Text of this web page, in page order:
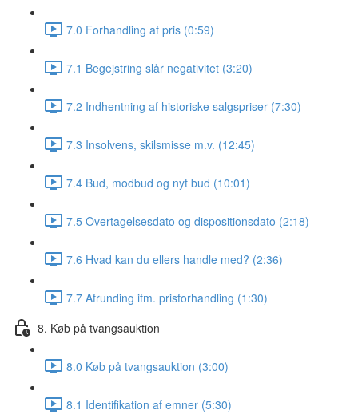
7.0 Forhandling af pris (0:59)
7.1 Begejstring slår negativitet (3:20)
7.2 Indhentning af historiske salgspriser (7:30)
7.3 Insolvens, skilsmisse m.v. (12:45)
7.4 Bud, modbud og nyt bud (10:01)
7.5 Overtagelsesdato og dispositionsdato (2:18)
7.6 Hvad kan du ellers handle med? (2:36)
7.7 Afrunding ifm. prisforhandling (1:30)
8. Køb på tvangsauktion
8.0 Køb på tvangsauktion (3:00)
8.1 Identifikation af emner (5:30)